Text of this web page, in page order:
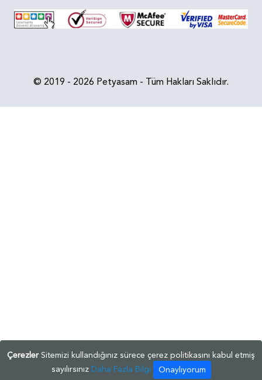
Çerezler Sitemizi kullandığınız sürece çerez politikasını kabul etmiş
sayılırsınız Daha Fazla Bilgi Onaylıyorum
© 2019 - 2026 Petyasam - Tüm Hakları Saklıdır.